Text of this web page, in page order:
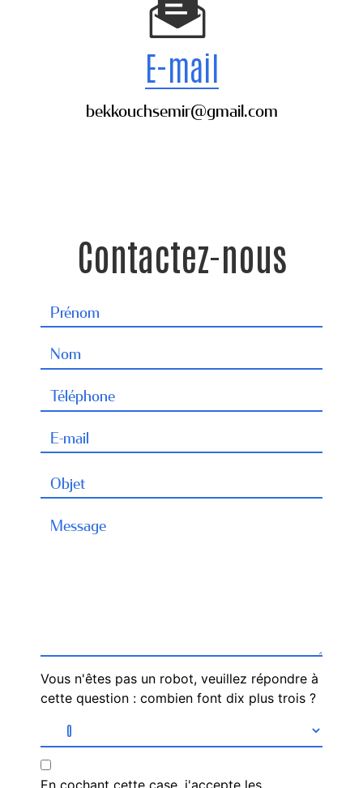
E-mail
bekkouchsemir@gmail.com
Contactez-nous
Vous n'êtes pas un robot, veuillez répondre à
cette question : combien font dix plus trois ?